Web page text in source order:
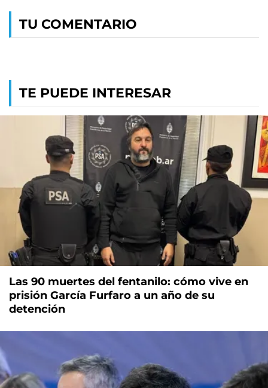
TU COMENTARIO
TE PUEDE INTERESAR
Las 90 muertes del fentanilo: cómo vive en
prisión García Furfaro a un año de su
detención